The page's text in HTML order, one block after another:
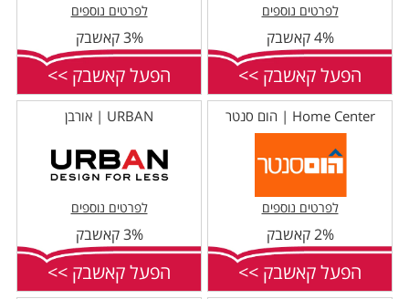
לפרטים נוספים
4% קאשבק
הפעל קאשבק >>
לפרטים נוספים
3% קאשבק
הפעל קאשבק >>
Home Center | הום סנטר
לפרטים נוספים
2% קאשבק
הפעל קאשבק >>
URBAN | אורבן
לפרטים נוספים
3% קאשבק
הפעל קאשבק >>